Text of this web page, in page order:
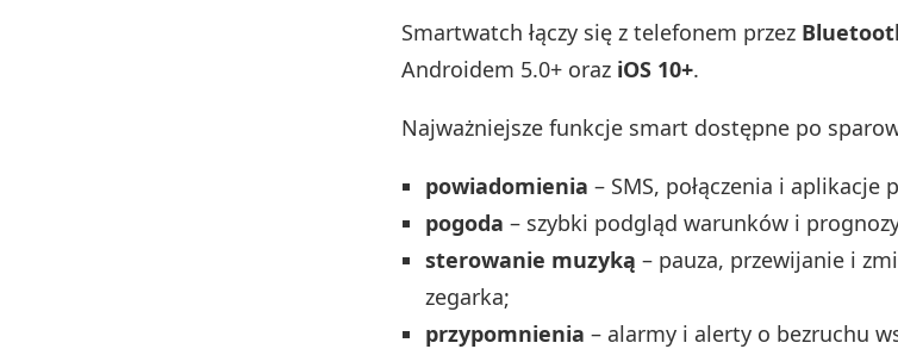
Smartwatch łączy się z telefonem przez
Androidem 5.0+ oraz iOS 10+.
Najważniejsze funkcje smart dostępne po
powiadomienia – SMS, połączenia i
pogoda – szybki podgląd warunków i
sterowanie muzyką – pauza, przewijanie i
zegarka;
przypomnienia – alarmy i alerty o bezruchu